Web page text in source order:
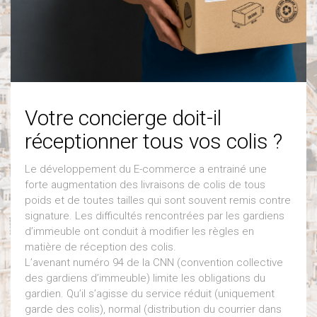
Votre concierge doit-il
réceptionner tous vos colis ?
Le développement du E-commerce a entrainé une
forte augmentation des livraisons de colis de tous
poids et de toutes tailles qui sont souvent remis contre
signature. Les difficultés rencontrées par les gardiens
d’immeuble ont conduit à modifier les règles en
matière de réception des colis.
L’avenant numéro 94 de la CNN (convention collective
des gardiens d’immeuble) limite les obligations du
gardien. Qu’il s’agisse du service réduit (uniquement
garde des colis), normal (distribution du courrier dans